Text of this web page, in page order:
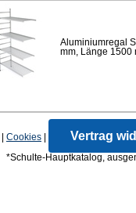
Aluminiumregal
mm, Länge 1500
Cookies Vertrag
*Schulte-Hauptkatalog,